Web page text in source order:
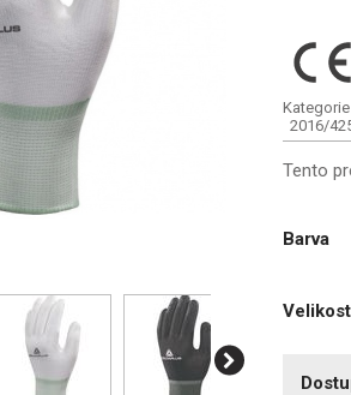
Kategorie
2016/
Tento
Barva